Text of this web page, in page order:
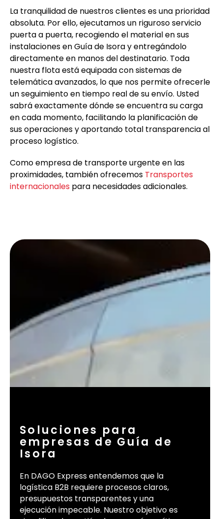
La tranquilidad de nuestros clientes es una prioridad
absoluta. Por ello, ejecutamos un riguroso servicio
puerta a puerta, recogiendo el material en sus
instalaciones en Guía de Isora y entregándolo
directamente en manos del destinatario. Toda
nuestra flota está equipada con sistemas de
telemática avanzados, lo que nos permite ofrecerle
un seguimiento en tiempo real de su envío. Usted
sabrá exactamente dónde se encuentra su carga
en cada momento, facilitando la planificación de
sus operaciones y aportando total transparencia al
proceso logístico.
Como empresa de transporte urgente en las
proximidades, también ofrecemos Transportes
internacionales para necesidades adicionales.
Soluciones para
empresas de Guía de
Isora
En DAGO Express entendemos que la
logística B2B requiere procesos claros,
presupuestos transparentes y una
ejecución impecable. Nuestro objetivo es